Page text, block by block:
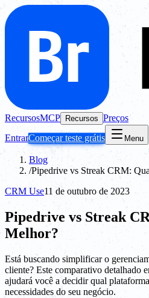
RecursosMCP Recursos Preços
EntrarComeçar teste grátis Menu
Blog
/Pipedrive vs Streak CRM:
CRM Use11 de outubro de 2023
Pipedrive vs Streak
Melhor?
Está buscando simplificar o
cliente? Este comparativo detalhado
ajudará você a decidir qual
necessidades do seu negócio.